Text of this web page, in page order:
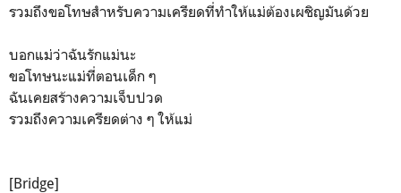
รวมถึงขอโทษสำหรับความเครียดที่ทำให้แม่ต้องเผชิญมันด้วย
บอกแม่ว่าฉันรักแม่นะ
ขอโทษนะแม่ที่ตอนเด็ก ๆ
ฉันเคยสร้างความเจ็บปวด
รวมถึงความเครียดต่าง ๆ ให้แม่
[Bridge]